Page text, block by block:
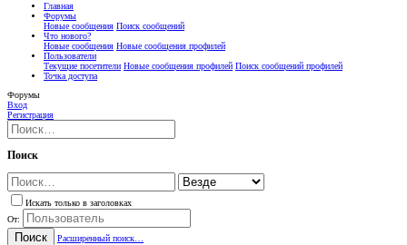
Главная
Форумы
Новые сообщения Поиск сообщений
Что нового?
Новые сообщения Новые сообщения профилей
Пользователи
Текущие посетители Новые сообщения профилей Поиск сообщений профилей
Точка доступа
Форумы
Вход
Регистрация
Поиск
Искать только в заголовках
От:
Поиск Расширенный поиск…